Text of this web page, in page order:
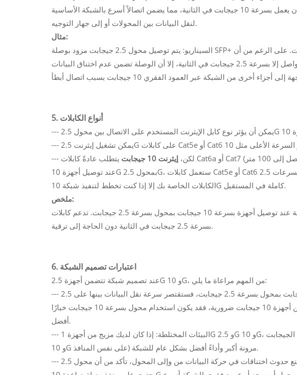
في الثانية فقط، إلا أن الربط مع بقية الشبكة يمكن أن يعمل بسرعة 10 جيجابت في الثانية، مما يضمن اتصالاً أسرع بالشبكة الأساسية
لنقل البيانات بين المحولات أو إلى جهاز التوجيه.
مثال:
السيناريو: يتم توصيل محول 2.5 جيجابت مزود بوصلة SFP+ بسرعة 10 جيجابت بمحول أو موجه 10 جيجابت. على الرغم من أن
الأجهزة المتصلة بمحول 2.5 جيجابت لا يمكنها التواصل إلا بسرعة 2.5 جيجابت في الثانية، إلا أن الوصلة تضمن عدم اختناق البيانات
5. أنواع الكابلات
--- لكن، إيثرنت 10 جيجابت
عند توصيل أجهزة 10G بمحول 2.5G، ستعمل كابلات Cat5e أو Cat6 الحالية بشكل جيد لسرعات 2.5G، لذلك لن تحتاج إلى ترقية
الكابلات الخاصة بك إلا إذا كنت تخطط لتنفيذ شبكة 10G كاملة في المستقبل.
ملخص:
لا تُمثل توافقية الكابلات مشكلة عند توصيل أجهزة بسرعة 10 جيجابت بمحول بسرعة 2.5 جيجابت. تدعم كابلات Cat5e وCat6 اتصالاً
بسرعة 2.5 جيجابت في الثانية دون الحاجة إلى ترقية.
6. اعتبارات تصميم الشبكة
عند تصميم شبكة تتضمن أجهزة 2.5G و 10G، من المهم مراعاة ما يلي:
--- الاختناق: إذا تم توصيل عدة أجهزة بسرعة 10 جيجابت بمحول بسرعة 2.5 جيجابت، فستقتصر سرعة نقل البيانات بينها على 2.5
جيجابت في الثانية. إذا كانت سرعة الاتصال العالية بين أجهزة 10 جيجابت ضرورية، فقد يكون استخدام محول بسرعة 10 جيجابت خيارًا
أفضل.
--- البيئات المختلطة: إذا كان لديك مزيج من أجهزة 1G و 2.5G و 10G، فقد يوفر مفتاح متعدد الجيجابت (الذي يدعم 1G و 2.5G و 5G
و 10G على نفس المنافذ) مرونة أكبر وأداءً أفضل بشكل عام للشبكة.
--- وصلة صاعدة إلى العمود الفقري: لمنع حدوث اختناقات في حركة البيانات من وإلى المحول، تأكد من أن محول 2.5G الخاص بك